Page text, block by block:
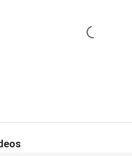
Loading...